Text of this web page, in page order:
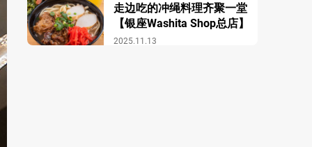
2025.11.13
走边吃的冲绳料理齐聚一堂
【银座Washita Shop总店】